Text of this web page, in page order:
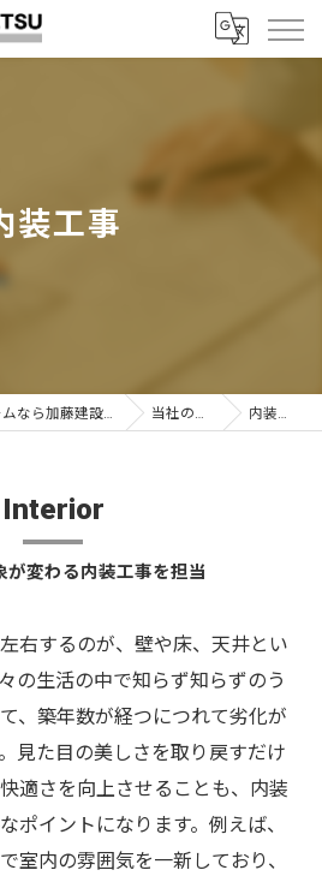
装工事
静岡県富士市のリフォームなら加藤建設株式会社 当社の特徴 内装工事
が変わる内装工事を担当
Interior
右するのが、壁や床、天井とい
の生活の中で知らず知らずのう
、築年数が経つにつれて劣化が
見た目の美しさを取り戻すだけ
適さを向上させることも、内装
ポイントになります。例えば、
室内の雰囲気を一新しており、